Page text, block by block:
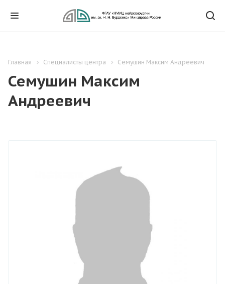
Главная Специалисты центра Семушин Максим Андреевич
Семушин Максим
Андреевич